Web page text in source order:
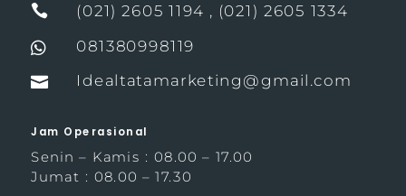
 (021) 2605 1194 , (021) 2605 1334
 081380998119
 Idealtatamarketing@gmail.com
Jam Operasional
Senin – Kamis : 08.00 – 17.00
Jumat : 08.00 – 17.30